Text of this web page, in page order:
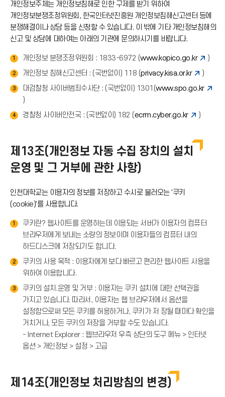
개인정보주체는 개인정보침해로 인한 구제를 받기 위하여
개인정보분쟁조정위원회, 한국인터넷진흥원 개인정보침해신고센터 등에
분쟁해결이나 상담 등을 신청할 수 있습니다. 이 밖에 기타 개인정보침해의
신고 및 상담에 대하여는 아래의 기관에 문의하시기를 바랍니다.
1 개인정보 분쟁조정위원회 : 1833-6972 (www.kopico.go.kr )
2 개인정보 침해신고센터 : (국번없이) 118 (privacy.kisa.or.kr )
3 대검찰청 사이버범죄수사단 : (국번없이) 1301(www.spo.go.kr
)
4 경찰청 사이버안전국 : (국번없이) 182 (ecrm.cyber.go.kr )
제13조(개인정보 자동 수집 장치의 설치
운영 및 그 거부에 관한 사항)
인천대학교는 이용자의 정보를 저장하고 수시로 불러오는 '쿠키
(cookie)'를 사용합니다.
1
쿠키란? 웹사이트를 운영하는데 이용되는 서버가 이용자의 컴퓨터
브라우저에게 보내는 소량의 정보이며 이용자들의 컴퓨터 내의
하드디스크에 저장되기도 합니다.
2
쿠키의 사용 목적 : 이용자에게 보다 빠르고 편리한 웹사이트 사용을
위하여 이용합니다.
3
쿠키의 설치.운영 및 거부 : 이용자는 쿠키 설치에 대한 선택권을
가지고 있습니다. 따라서, 이용자는 웹 브라우저에서 옵션을
설정함으로써 모든 쿠키를 허용하거나, 쿠키가 저 장될 때마다 확인을
거치거나, 모든 쿠키의 저장을 거부할 수도 있습니다.
- Internet Explorer : 웹브라우저 우측 상단의 도구 메뉴 > 인터넷
옵션 > 개인정보 > 설정 > 고급
제14조(개인정보 처리방침의 변경)